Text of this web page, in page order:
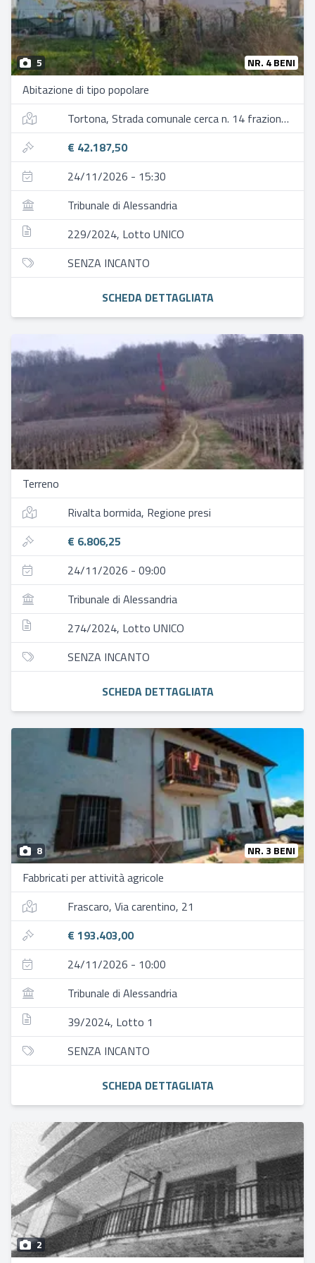
5 NR. 4 BENI
Abitazione di tipo popolare
Tortona, Strada comunale cerca n. 14 frazione rivalta scrivia
€ 42.187,50
24/11/2026 - 15:30
Tribunale di Alessandria
229/2024, Lotto UNICO
SENZA INCANTO
SCHEDA DETTAGLIATA
Terreno
Rivalta bormida, Regione presi
€ 6.806,25
24/11/2026 - 09:00
Tribunale di Alessandria
274/2024, Lotto UNICO
SENZA INCANTO
SCHEDA DETTAGLIATA
8 NR. 3 BENI
Fabbricati per attività agricole
Frascaro, Via carentino, 21
€ 193.403,00
24/11/2026 - 10:00
Tribunale di Alessandria
39/2024, Lotto 1
SENZA INCANTO
SCHEDA DETTAGLIATA
2